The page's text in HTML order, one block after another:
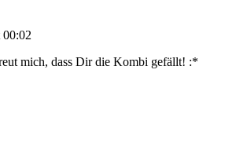
00:02
mich, dass Dir die Kombi gefällt! :*